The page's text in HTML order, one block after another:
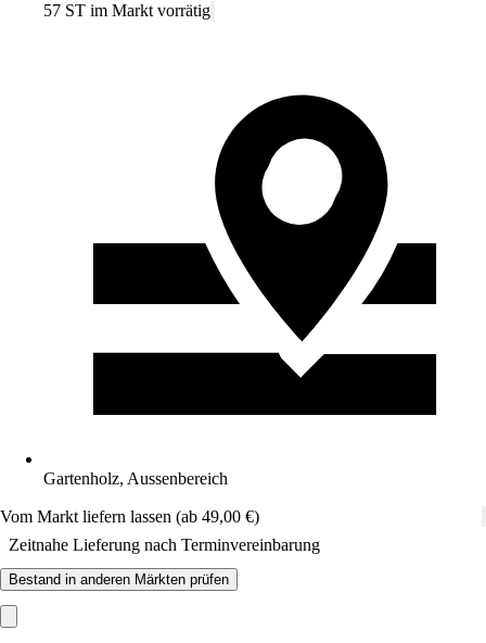
57 ST im Markt vorrätig
Gartenholz, Aussenbereich
Vom Markt liefern lassen (ab 49,00 €)
Zeitnahe Lieferung nach Terminvereinbarung
Bestand in anderen Märkten prüfen